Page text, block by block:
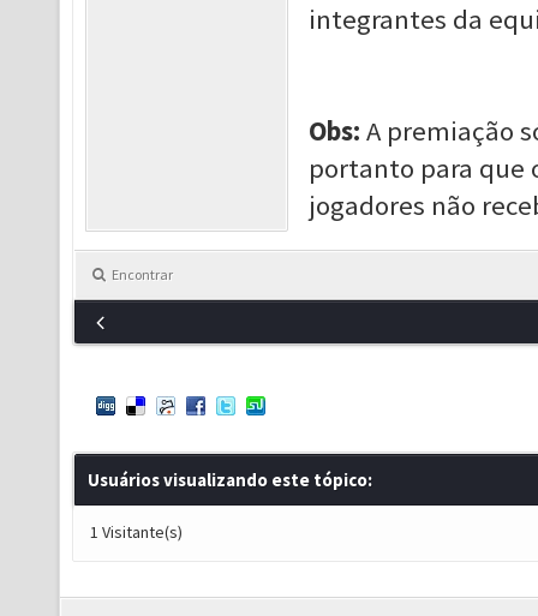
integrantes da
Obs: A premiação
portanto para que
jogadores não
Encontrar
Usuários visualizando este tópico:
1 Visitante(s)